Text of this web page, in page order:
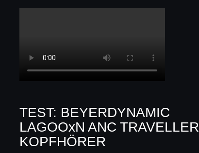
TEST: BEYERDYNAMIC
LAGOOxN ANC TRAVELLER
KOPFHÖRER